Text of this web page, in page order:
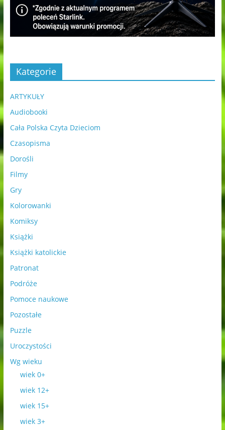
Kategorie
ARTYKUŁY
Audiobooki
Cała Polska Czyta Dzieciom
Czasopisma
Dorośli
Filmy
Gry
Kolorowanki
Komiksy
Książki
Książki katolickie
Patronat
Podróże
Pomoce naukowe
Pozostałe
Puzzle
Uroczystości
Wg wieku
wiek 0+
wiek 12+
wiek 15+
wiek 3+